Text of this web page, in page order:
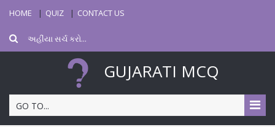
HOME QUIZ CONTACT US
GUJARATI MCQ
GO TO...